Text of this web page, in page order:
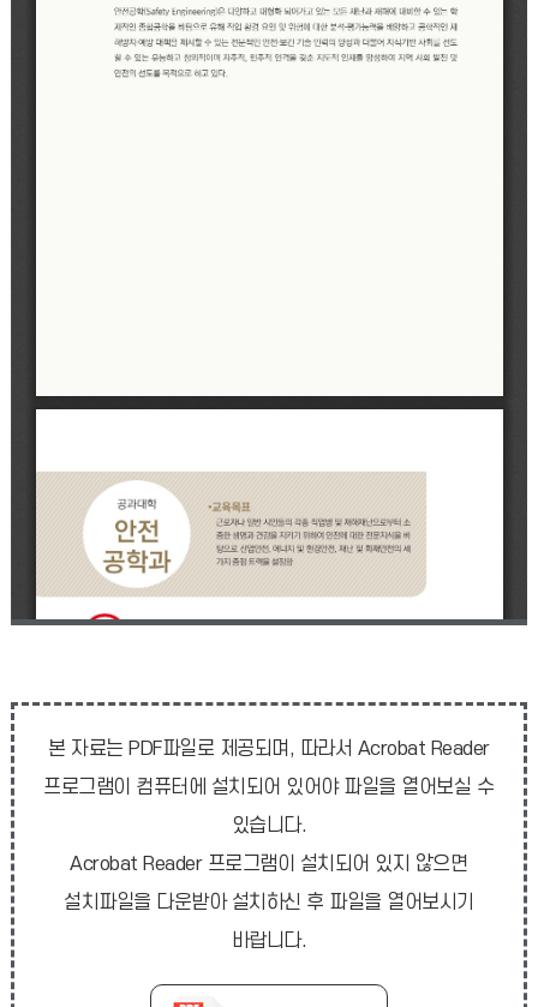
본 자료는 PDF파일로 제공되며, 따라서 Acrobat Reader
프로그램이 컴퓨터에 설치되어 있어야 파일을 열어보실 수
있습니다.
Acrobat Reader 프로그램이 설치되어 있지 않으면
설치파일을 다운받아 설치하신 후 파일을 열어보시기
바랍니다.